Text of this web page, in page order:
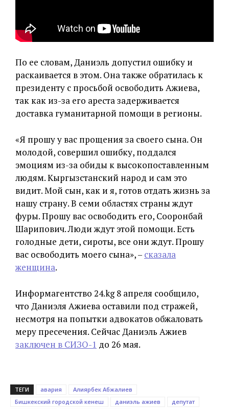
По ее словам, Даниэль допустил ошибку и
раскаивается в этом. Она также обратилась к
президенту с просьбой освободить Ажиева,
так как из-за его ареста задерживается
доставка гуманитарной помощи в регионы.
«Я прошу у вас прощения за своего сына. Он
молодой, совершил ошибку, поддался
эмоциям из-за обиды к высокопоставленным
людям. Кыргызстанский народ и сам это
видит. Мой сын, как и я, готов отдать жизнь за
нашу страну. В семи областях страны ждут
фуры. Прошу вас освободить его, Сооронбай
Шарипович. Люди ждут этой помощи. Есть
голодные дети, сироты, все они ждут. Прошу
вас освободить моего сына», – сказала
женщина.
Информагентство 24.kg 8 апреля сообщило,
что Даниэля Ажиева оставили под стражей,
несмотря на попытки адвокатов обжаловать
меру пресечения. Сейчас Даниэль Ажиев
заключен в СИЗО-1 до 26 мая.
ТЕГИ авария
Алиярбек Абжалиев
Бишкекский городской кенеш
даниэль ажиев
депутат